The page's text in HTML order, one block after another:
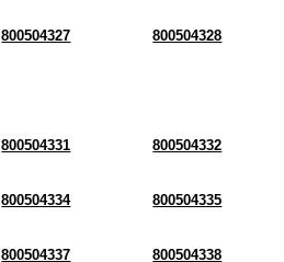
800504327 800504328
800504331 800504332
800504334 800504335
800504337 800504338